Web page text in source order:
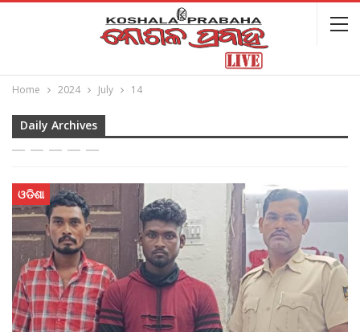
Home 2024 July 14
Daily Archives
ଓଡିଶା